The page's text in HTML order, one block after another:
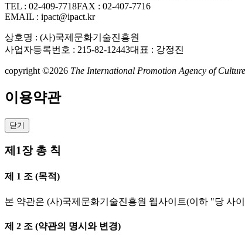
TEL : 02-409-7718FAX : 02-407-7716
EMAIL : ipact@ipact.kr
상호명 : (사)국제문화기술진흥원
사업자등록번호 : 215-82-12443대표 : 강정진
copyright ©2026 The International Promotion Agency of
이용약관
닫기
제1장 총 칙
제 1 조 (목적)
본 약관은 (사)국제문화기술진흥원 웹사이트(이하 "당 사
제 2 조 (약관의 명시와 변경)